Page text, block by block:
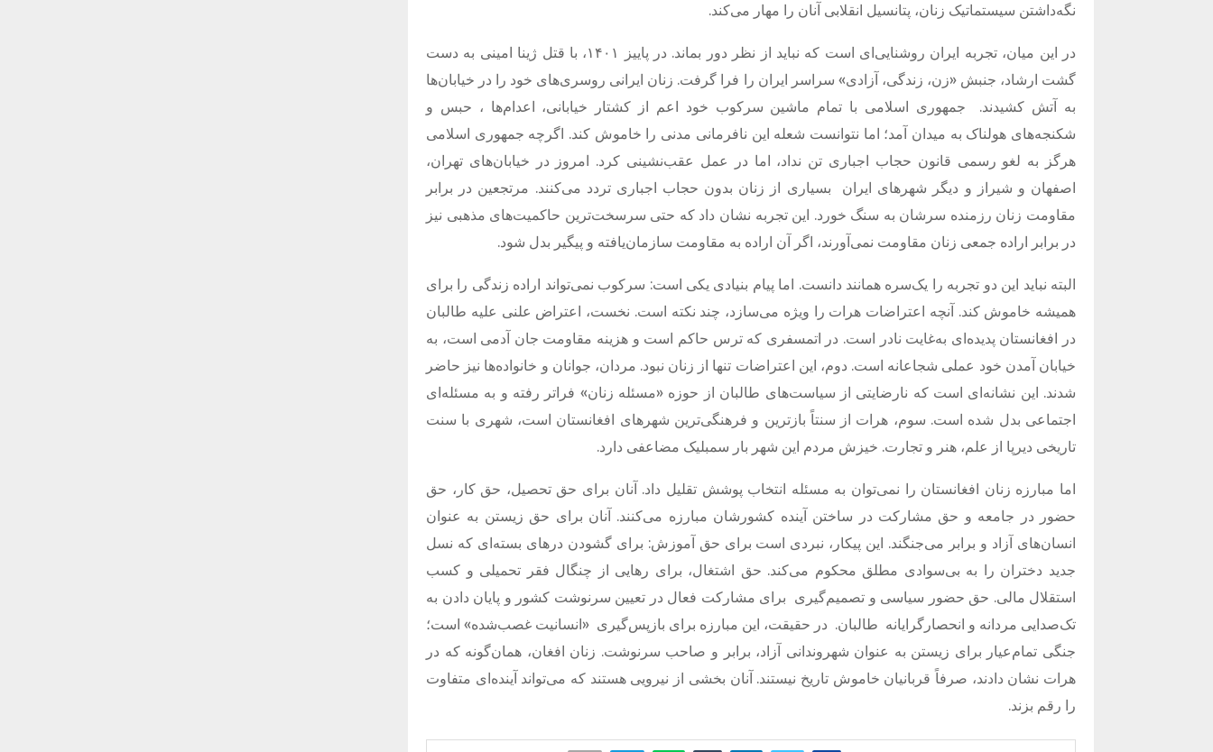
نگه‌داشتن سیستماتیک زنان، پتانسیل انقلابی آنان را مهار می‌کند.
در این میان، تجربه ایران روشنایی‌ای است که نباید از نظر دور بماند. در پاییز ۱۴۰۱، با قتل ژینا امینی به دست
گشت ارشاد، جنبش «زن، زندگی، آزادی» سراسر ایران را فرا گرفت. زنان ایرانی روسری‌های خود را در خیابان‌ها
به آتش کشیدند.
جمهوری اسلامی با تمام ماشین سرکوب خود اعم از کشتار خیابانی، اعدام‌ها ، حبس و
شکنجه‌های هولناک به میدان آمد؛ اما نتوانست شعله این نافرمانی مدنی را خاموش کند. اگرچه جمهوری اسلامی
هرگز به لغو رسمی قانون حجاب اجباری تن نداد، اما در عمل عقب‌نشینی کرد. امروز در خیابان‌های تهران،
اصفهان و شیراز و دیگر شهرهای ایران
بسیاری از زنان بدون حجاب اجباری تردد می‌کنند. مرتجعین در برابر
مقاومت زنان رزمنده سرشان به سنگ خورد. این تجربه نشان داد که حتی سرسخت‌ترین حاکمیت‌های مذهبی نیز
در برابر اراده جمعی زنان مقاومت نمی‌آورند، اگر آن اراده به مقاومت سازمان‌یافته و پیگیر بدل شود.
البته نباید این دو تجربه را یک‌سره همانند دانست. اما پیام بنیادی یکی است: سرکوب نمی‌تواند اراده زندگی را برای
همیشه خاموش کند. آنچه اعتراضات هرات را ویژه می‌سازد، چند نکته است. نخست، اعتراض علنی علیه طالبان
در افغانستان پدیده‌ای به‌غایت نادر است. در اتمسفری که ترس حاکم است و هزینه مقاومت جان آدمی است، به
خیابان آمدن خود عملی شجاعانه است. دوم، این اعتراضات تنها از زنان نبود. مردان، جوانان و خانواده‌ها نیز حاضر
شدند. این نشانه‌ای است که نارضایتی از سیاست‌های طالبان از حوزه «مسئله زنان» فراتر رفته و به مسئله‌ای
اجتماعی بدل شده است. سوم، هرات از سنتاً بازترین و فرهنگی‌ترین شهرهای افغانستان است، شهری با سنت
تاریخی دیرپا از علم، هنر و تجارت. خیزش مردم این شهر بار سمبلیک مضاعفی دارد.
اما مبارزه زنان افغانستان را نمی‌توان به مسئله انتخاب پوشش تقلیل داد. آنان برای حق تحصیل، حق کار، حق
حضور در جامعه و حق مشارکت در ساختن آینده کشورشان مبارزه می‌کنند. آنان برای حق زیستن به عنوان
انسان‌های آزاد و برابر می‌جنگند. این پیکار، نبردی است برای حق آموزش: برای گشودن درهای بسته‌ای که نسل
جدید دختران را به بی‌سوادی مطلق محکوم می‌کند. حق اشتغال، برای رهایی از چنگال فقر تحمیلی و کسب
استقلال مالی. حق حضور سیاسی و تصمیم‌گیری
برای مشارکت فعال در تعیین سرنوشت کشور و پایان دادن به
تک‌صدایی مردانه و انحصارگرایانه طالبان. در حقیقت، این مبارزه برای بازپس‌گیری «انسانیت غصب‌شده» است؛
جنگی تمام‌عیار برای زیستن به عنوان شهروندانی آزاد، برابر و صاحب سرنوشت. زنان افغان، همان‌گونه که در
هرات نشان دادند، صرفاً قربانیان خاموش تاریخ نیستند. آنان بخشی از نیرویی هستند که می‌تواند آینده‌ای متفاوت
را رقم بزند.